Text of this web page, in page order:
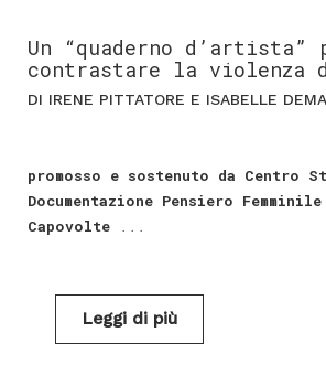
Un “quaderno d’artista”
contrastare la violenza
DI IRENE PITTATORE E ISABELLE
promosso e sostenuto da Centro
Documentazione Pensiero
Capovolte
Leggi di più